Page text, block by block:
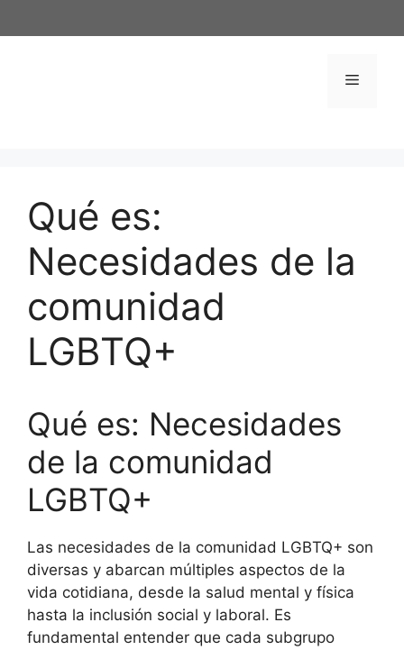
al
Menú
Qué es:
Necesidades de la
comunidad
LGBTQ+
Qué es: Necesidades
de la comunidad
LGBTQ+
Las necesidades de la comunidad LGBTQ+ son
diversas y abarcan múltiples aspectos de la
vida cotidiana, desde la salud mental y física
hasta la inclusión social y laboral. Es
fundamental entender que cada subgrupo